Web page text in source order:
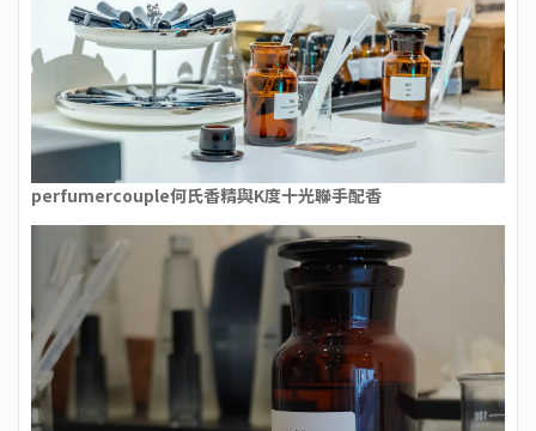
perfumercouple何氏香精與K度十光聯手配香